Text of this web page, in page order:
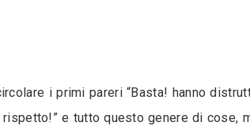
i primi pareri “Basta! hanno
e tutto questo genere di cose,